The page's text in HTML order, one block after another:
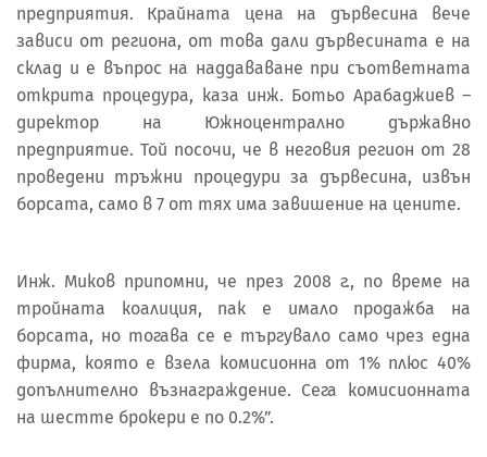
предприятия. Крайната цена на дървесина вече
зависи от региона, от това дали дървесината е на
склад и е въпрос на наддававане при съответната
открита процедура, каза инж. Ботьо Арабаджиев –
директор на Южноцентрално държавно
предприятие. Той посочи, че в неговия регион от 28
проведени тръжни процедури за дървесина, извън
борсата, само в 7 от тях има завишение на цените.
Инж. Миков припомни, че през 2008 г., по време на
тройната коалиция, пак е имало продажба на
борсата, но тогава се е търгувало само чрез една
фирма, която е взела комисионна от 1% плюс 40%
допълнително възнаграждение. Сега комисионната
на шестте брокери е по 0.2%”.